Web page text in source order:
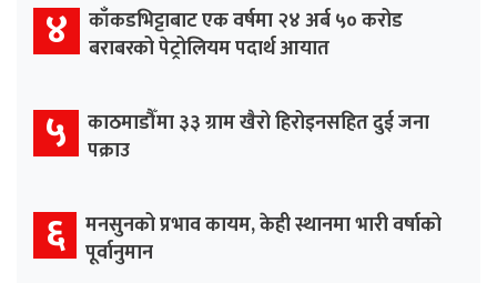
४ काँकडभिट्टाबाट एक वर्षमा २४ अर्ब ५० करोड
बराबरको पेट्रोलियम पदार्थ आयात
५ काठमाडौँमा ३३ ग्राम खैरो हिरोइनसहित दुई जना
पक्राउ
६ मनसुनको प्रभाव कायम, केही स्थानमा भारी वर्षाको
पूर्वानुमान